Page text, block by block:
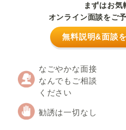
まずはお気
オンライン面談をご
無料説明&面談
なごやかな面接
なんでもご相談
ください
勧誘は一切なし